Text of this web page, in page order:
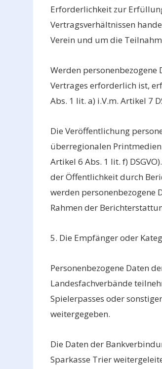
Erforderlichkeit zur
Vertragsverhältnissen
Verein und um die
Werden
Vertrages erforderlich ist,
Abs. 1 lit. a) i.V.m. Artikel 7
Die Veröffentlichung
überregionalen
Artikel 6 Abs. 1 lit. f)
der Öffentlichkeit durch
werden personenbezogene
Rahmen der
5. Die Empfänger oder
Personenbezogene Daten
Landesfachverbände
Spielerpasses oder
weitergegeben.
Die Daten der
Sparkasse Trier